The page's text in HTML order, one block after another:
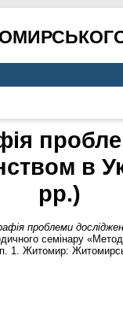
в
рр.)
проблеми
семінару
1. Житомир: